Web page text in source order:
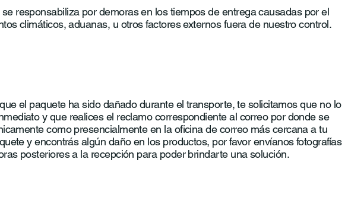
responsabiliza por demoras en los tiempos de entrega causadas por el
climáticos, aduanas, u otros factores externos fuera de nuestro control.
el paquete ha sido dañado durante el transporte, te solicitamos que no lo
y que realices el reclamo correspondiente al correo por donde se
como presencialmente en la oficina de correo más cercana a tu
y encontrás algún daño en los productos, por favor envíanos fotografías
posteriores a la recepción para poder brindarte una solución.